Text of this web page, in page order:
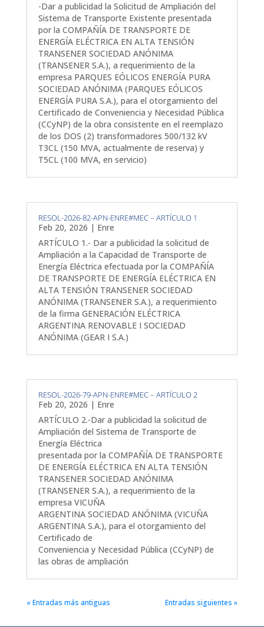
-Dar a publicidad la Solicitud de Ampliación del
Sistema de Transporte Existente presentada
por la COMPAÑÍA DE TRANSPORTE DE
ENERGÍA ELÉCTRICA EN ALTA TENSIÓN
TRANSENER SOCIEDAD ANÓNIMA
(TRANSENER S.A.), a requerimiento de la
empresa PARQUES EÓLICOS ENERGÍA PURA
SOCIEDAD ANÓNIMA (PARQUES EÓLICOS
ENERGÍA PURA S.A.), para el otorgamiento del
Certificado de Conveniencia y Necesidad Pública
(CCyNP) de la obra consistente en el reemplazo
de los DOS (2) transformadores 500/132 kV
T3CL (150 MVA, actualmente de reserva) y
T5CL (100 MVA, en servicio)
RESOL-2026-82-APN-ENRE#MEC – ARTÍCULO 1
Feb 20, 2026 | Enre
ARTÍCULO 1.- Dar a publicidad la solicitud de
Ampliación a la Capacidad de Transporte de
Energía Eléctrica efectuada por la COMPAÑÍA
DE TRANSPORTE DE ENERGÍA ELÉCTRICA EN
ALTA TENSIÓN TRANSENER SOCIEDAD
ANÓNIMA (TRANSENER S.A.), a requerimiento
de la firma GENERACIÓN ELÉCTRICA
ARGENTINA RENOVABLE I SOCIEDAD
ANÓNIMA (GEAR I S.A.)
RESOL-2026-79-APN-ENRE#MEC – ARTÍCULO 2
Feb 20, 2026 | Enre
ARTÍCULO 2.-Dar a publicidad la solicitud de
Ampliación del Sistema de Transporte de
Energía Eléctrica
presentada por la COMPAÑÍA DE TRANSPORTE
DE ENERGÍA ELÉCTRICA EN ALTA TENSIÓN
TRANSENER SOCIEDAD ANÓNIMA
(TRANSENER S.A.), a requerimiento de la
empresa VICUÑA
ARGENTINA SOCIEDAD ANÓNIMA (VICUÑA
ARGENTINA S.A.), para el otorgamiento del
Certificado de
Conveniencia y Necesidad Pública (CCyNP) de
las obras de ampliación
« Entradas más antiguas Entradas siguientes »